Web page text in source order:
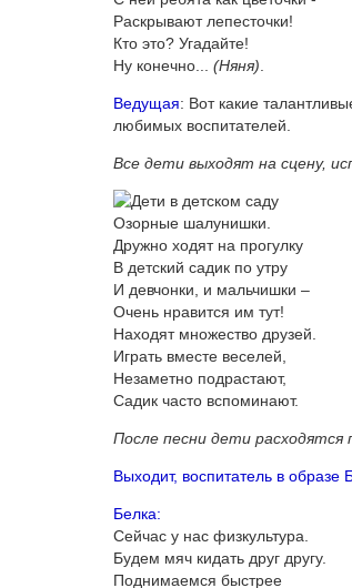
Раскрывают лепесточки!
Кто это? Угадайте!
Ну конечно... (Няня)
Ведущая: Вот какие
любимых воспитателей.
Все дети выходят на сцену,
Озорные шалунишки.
Дружно ходят на прогулку
В детский садик по утру
И девчонки, и мальчишки –
Очень нравится им тут!
Находят множество друзей.
Играть вместе веселей,
Незаметно подрастают,
Садик часто вспоминают.
После песни дети расходятся
Выходит, воспитатель в образе
Белка:
Сейчас у нас физкультура.
Будем мяч кидать друг другу.
Поднимаемся быстрее